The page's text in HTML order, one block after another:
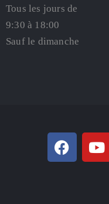
Tous les jours de
9:30 à 18:00
Sauf le dimanche